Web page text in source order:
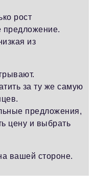
рост
предложение.
из
за ту же самую
предложения,
цену и выбрать
вашей стороне.